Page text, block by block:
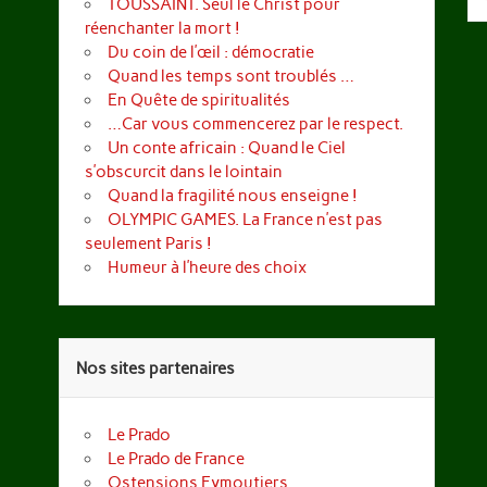
TOUSSAINT. Seul le Christ pour
réenchanter la mort !
Du coin de l’œil : démocratie
Quand les temps sont troublés …
En Quête de spiritualités
…Car vous commencerez par le respect.
Un conte africain : Quand le Ciel
s’obscurcit dans le lointain
Quand la fragilité nous enseigne !
OLYMPIC GAMES. La France n’est pas
seulement Paris !
Humeur à l’heure des choix
Nos sites partenaires
Le Prado
Le Prado de France
Ostensions Eymoutiers